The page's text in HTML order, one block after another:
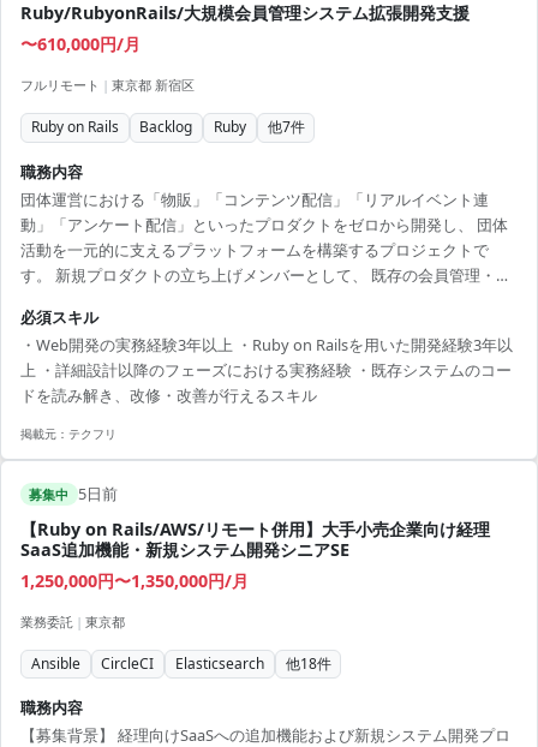
Ruby/RubyonRails/大規模会員管理システム拡張開発支援
〜610,000円/月
フルリモート | 東京都 新宿区
Ruby on Rails Backlog Ruby 他7件
職務内容
団体運営における「物販」「コンテンツ配信」「リアルイベント連
動」「アンケート配信」といったプロダクトをゼロから開発し、 団体
活動を一元的に支えるプラットフォームを構築するプロジェクトで
す。 新規プロダクトの立ち上げメンバーとして、 既存の会員管理・決
容】 下記の業務を担っていただく想定です。 ・新規プロダクトにおけ
る基盤プラットフォームの設計および開発 ・既存システム・コードの
解読、ならびに改修・改善対応 ・詳細設計以降の各開発工程の推進 ※
詳細は面談時にお伝えします。 【開発環境】 言語/FW：Ruby on
Rails,JavaScript DB：MySQL ...
必須スキル
・Web開発の実務経験3年以上 ・Ruby on Railsを用いた開発経験3年以
上 ・詳細設計以降のフェーズにおける実務経験 ・既存システムのコー
ドを読み解き、改修・改善が行えるスキル
掲載元： テクフリ
募集中 5日前
【Ruby on Rails/AWS/リモート併用】大手小売企業向け経理
SaaS追加機能・新規システム開発シニアSE
1,250,000円〜1,350,000円/月
業務委託 | 東京都
Ansible CircleCI Elasticsearch 他18件
職務内容
【募集背景】 経理向けSaaSへの追加機能および新規システム開発プロ